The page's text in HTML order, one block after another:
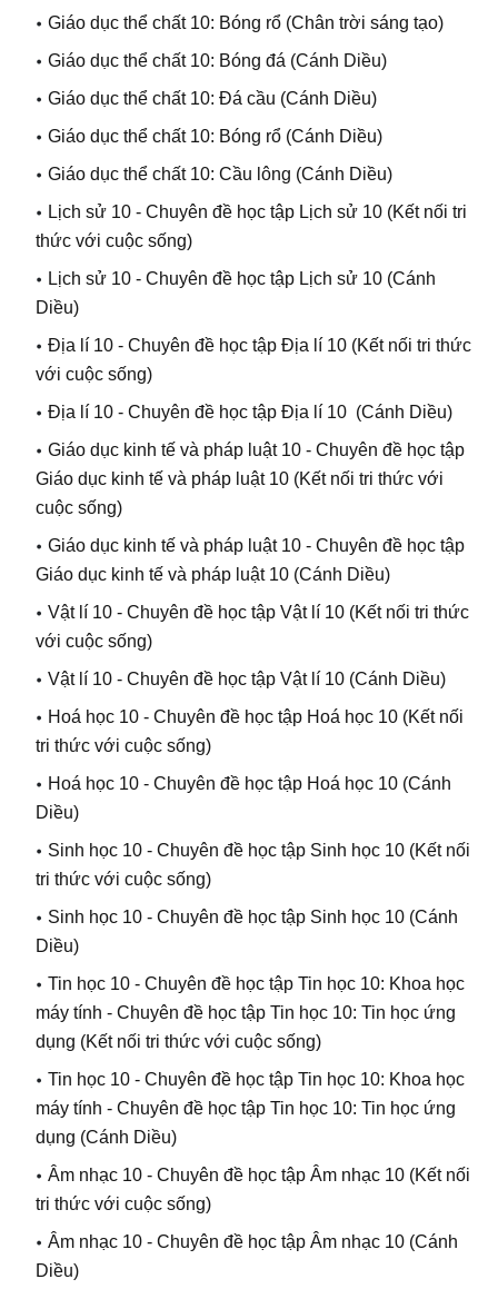
Giáo dục thể chất 10: Bóng rổ (Chân trời sáng tạo)
Giáo dục thể chất 10: Bóng đá (Cánh Diều)
Giáo dục thể chất 10: Đá cầu (Cánh Diều)
Giáo dục thể chất 10: Bóng rổ (Cánh Diều)
Giáo dục thể chất 10: Cầu lông (Cánh Diều)
Lịch sử 10 - Chuyên đề học tập Lịch sử 10 (Kết nối tri
thức với cuộc sống)
Lịch sử 10 - Chuyên đề học tập Lịch sử 10 (Cánh
Diều)
Địa lí 10 - Chuyên đề học tập Địa lí 10 (Kết nối tri thức
với cuộc sống)
Địa lí 10 - Chuyên đề học tập Địa lí 10 (Cánh Diều)
Giáo dục kinh tế và pháp luật 10 - Chuyên đề học tập
Giáo dục kinh tế và pháp luật 10 (Kết nối tri thức với
cuộc sống)
Giáo dục kinh tế và pháp luật 10 - Chuyên đề học tập
Giáo dục kinh tế và pháp luật 10 (Cánh Diều)
Vật lí 10 - Chuyên đề học tập Vật lí 10 (Kết nối tri thức
với cuộc sống)
Vật lí 10 - Chuyên đề học tập Vật lí 10 (Cánh Diều)
Hoá học 10 - Chuyên đề học tập Hoá học 10 (Kết nối
tri thức với cuộc sống)
Hoá học 10 - Chuyên đề học tập Hoá học 10 (Cánh
Diều)
Sinh học 10 - Chuyên đề học tập Sinh học 10 (Kết nối
tri thức với cuộc sống)
Sinh học 10 - Chuyên đề học tập Sinh học 10 (Cánh
Diều)
Tin học 10 - Chuyên đề học tập Tin học 10: Khoa học
máy tính - Chuyên đề học tập Tin học 10: Tin học ứng
dụng (Kết nối tri thức với cuộc sống)
Tin học 10 - Chuyên đề học tập Tin học 10: Khoa học
máy tính - Chuyên đề học tập Tin học 10: Tin học ứng
dụng (Cánh Diều)
Âm nhạc 10 - Chuyên đề học tập Âm nhạc 10 (Kết nối
tri thức với cuộc sống)
Âm nhạc 10 - Chuyên đề học tập Âm nhạc 10 (Cánh
Diều)